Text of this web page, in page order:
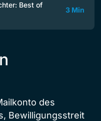
Best of
3 Min
des
Bewilligungsstreit